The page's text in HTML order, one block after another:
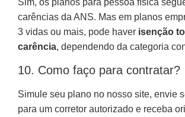
Sim, os planos para pessoa física
carências da ANS. Mas em planos
3 vidas ou mais, pode haver isenção
carência, dependendo da categoria
10. Como faço para contratar?
Simule seu plano no nosso site, envie
para um corretor autorizado e receba